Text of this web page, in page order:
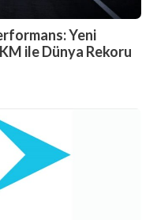
Yeni
ile Dünya Rekoru